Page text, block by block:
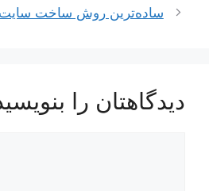
نوشته‌هاساده‌ترین روش ساخت سایت
دیدگاهتان را